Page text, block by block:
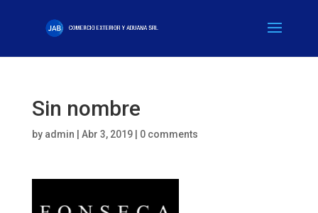
Sin nombre
by admin Abr 3, 2019| 0 comments